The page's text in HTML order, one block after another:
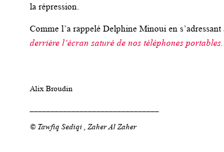
la répression.
Comme l’a rappelé Delphine Minoui en
derrière l’écran saturé de nos téléphones portables.
Alix Broudin
© Tawfiq Sediqi , Zaher Al Zaher